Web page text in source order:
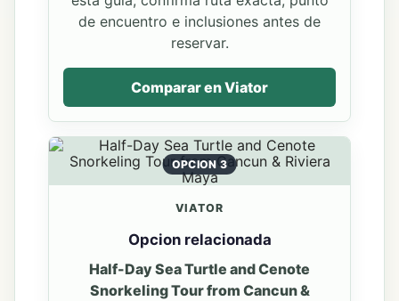
de encuentro e inclusiones antes de
reservar.
Comparar en Viator
OPCION 3
VIATOR
Opcion relacionada
Half-Day Sea Turtle and Cenote
Snorkeling Tour from Cancun &